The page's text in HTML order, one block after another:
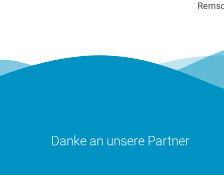
Danke an unsere Partner